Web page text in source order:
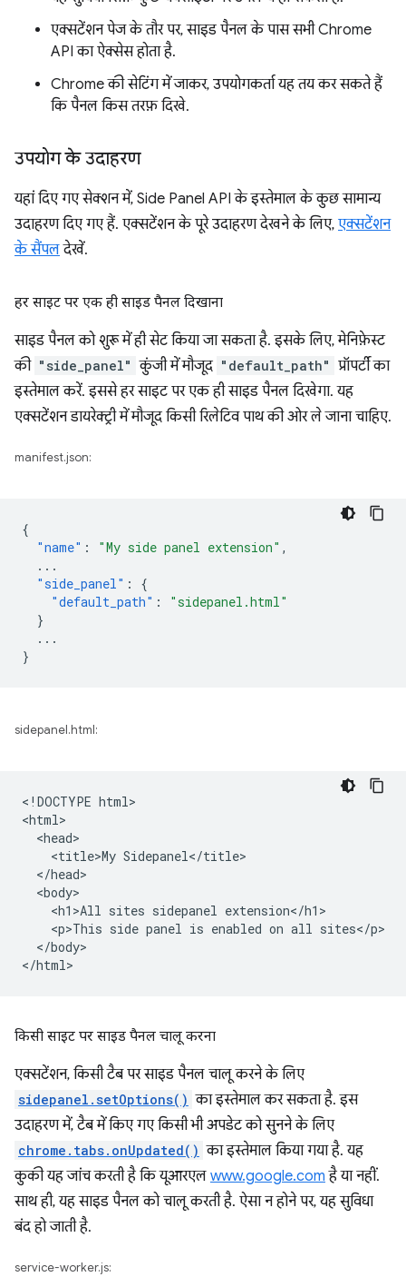
एक्सटेंशन पेज के तौर पर, साइड पैनल के पास सभी Chrome
API का ऐक्सेस होता है.
Chrome की सेटिंग में जाकर, उपयोगकर्ता यह तय कर सकते हैं
कि पैनल किस तरफ़ दिखे.
उपयोग के उदाहरण
यहां दिए गए सेक्शन में, Side Panel API के इस्तेमाल के कुछ सामान्य
उदाहरण दिए गए हैं. एक्सटेंशन के पूरे उदाहरण देखने के लिए, एक्सटेंशन
के सैंपलदेखें.
हर साइट पर एक ही साइड पैनल दिखाना
साइड पैनल को शुरू में ही सेट किया जा सकता है. इसके लिए, मेनिफ़ेस्ट
की "side_panel" कुंजी में मौजूद "default_path" प्रॉपर्टी का
इस्तेमाल करें. इससे हर साइट पर एक ही साइड पैनल दिखेगा. यह
एक्सटेंशन डायरेक्ट्री में मौजूद किसी रिलेटिव पाथ की ओर ले जाना चाहिए.
manifest.json:
{
"name" : "My side panel extension" ,
...
"side_panel" :
{
"default_path" :
"sidepanel.html"
}
...
}
sidepanel.html:
<!DOCTYPE html>
<html>
  <head>
    <title>My Sidepanel</title>
  </head>
  <body>
    <h1>All sites sidepanel extension</h1>
    <p>This side panel is enabled on all sites</p>
  </body>
किसी साइट पर साइड पैनल चालू करना
एक्सटेंशन, किसी टैब पर साइड पैनल चालू करने के लिए
sidepanel.setOptions() का इस्तेमाल कर सकता है. इस
उदाहरण में, टैब में किए गए किसी भी अपडेट को सुनने के लिए
chrome.tabs.onUpdated() का इस्तेमाल किया गया है. यह
कुकी यह जांच करती है कि यूआरएल www.google.com है या नहीं.
साथ ही, यह साइड पैनल को चालू करती है. ऐसा न होने पर, यह सुविधा
बंद हो जाती है.
service-worker.js: